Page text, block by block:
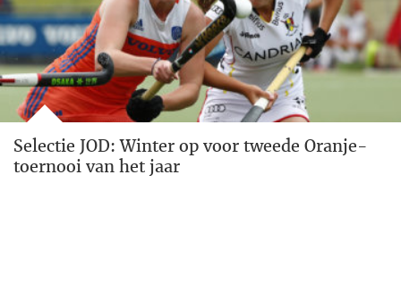
Selectie JOD: Winter op voor tweede Oranje-
toernooi van het jaar